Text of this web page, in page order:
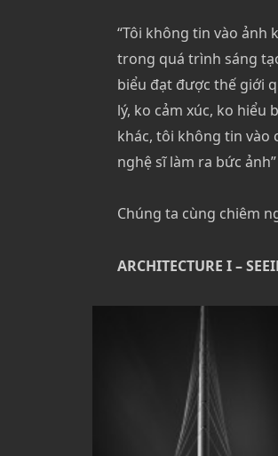
“Tôi không tin vào ảnh
trong quá trình sáng
biểu đạt được thế giới
lý, ko cảm xúc, ko hiểu
khác, tôi không tin vào
nghệ sĩ làm ra bức ảnh”
Chúng ta cùng chiêm
ARCHITECTURE I –